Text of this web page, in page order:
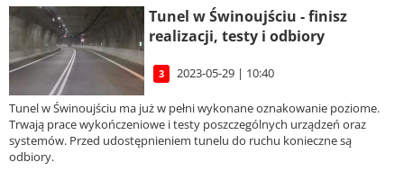
Tunel w Świnoujściu - finisz
realizacji, testy i odbiory
3 2023-05-29 | 10:40
Tunel w Świnoujściu ma już w pełni wykonane oznakowanie poziome.
Trwają prace wykończeniowe i testy poszczególnych urządzeń oraz
systemów. Przed udostępnieniem tunelu do ruchu konieczne są
odbiory.